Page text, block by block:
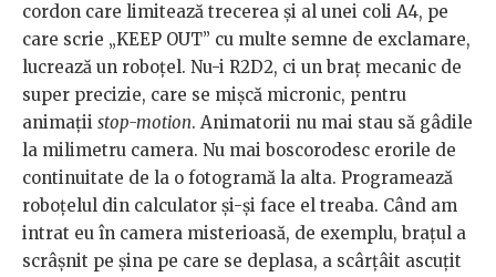
cordon care limitează trecerea și al unei coli A4, pe
care scrie „KEEP OUT” cu multe semne de exclamare,
lucrează un roboțel. Nu-i R2D2, ci un braț mecanic de
super precizie, care se mișcă micronic, pentru
animații stop-motion. Animatorii nu mai stau să gâdile
la milimetru camera. Nu mai boscorodesc erorile de
continuitate de la o fotogramă la alta. Programează
roboțelul din calculator și-și face el treaba. Când am
intrat eu în camera misterioasă, de exemplu, brațul a
scrâșnit pe șina pe care se deplasa, a scârțâit ascuțit